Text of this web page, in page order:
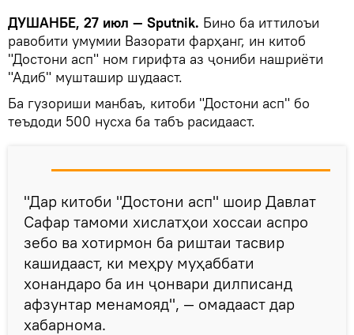
ДУШАНБЕ, 27 июл — Sputnik. Бино ба иттилоъи
равобити умумии Вазорати фарҳанг, ин китоб
"Достони асп" ном гирифта аз ҷониби нашриёти
"Адиб" мушташир шудааст.
Ба гузориши манбаъ, китоби "Достони асп" бо
теъдоди 500 нусха ба табъ расидааст.
"Дар китоби "Достони асп" шоир Давлат
Сафар тамоми хислатҳои хоссаи аспро
зебо ва хотирмон ба риштаи тасвир
кашидааст, ки меҳру муҳаббати
хонандаро ба ин ҷонвари дилписанд
афзунтар менамояд", — омадааст дар
хабарнома.